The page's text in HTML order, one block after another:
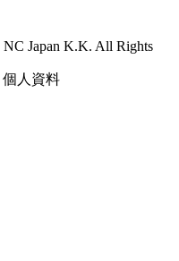
Japan K.K. All Rights
個人資料